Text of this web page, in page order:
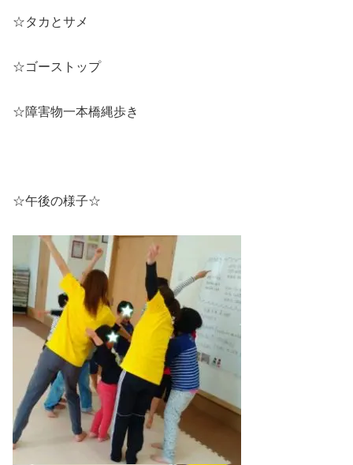
☆タカとサメ
☆ゴーストップ
☆障害物一本橋縄歩き
☆午後の様子☆